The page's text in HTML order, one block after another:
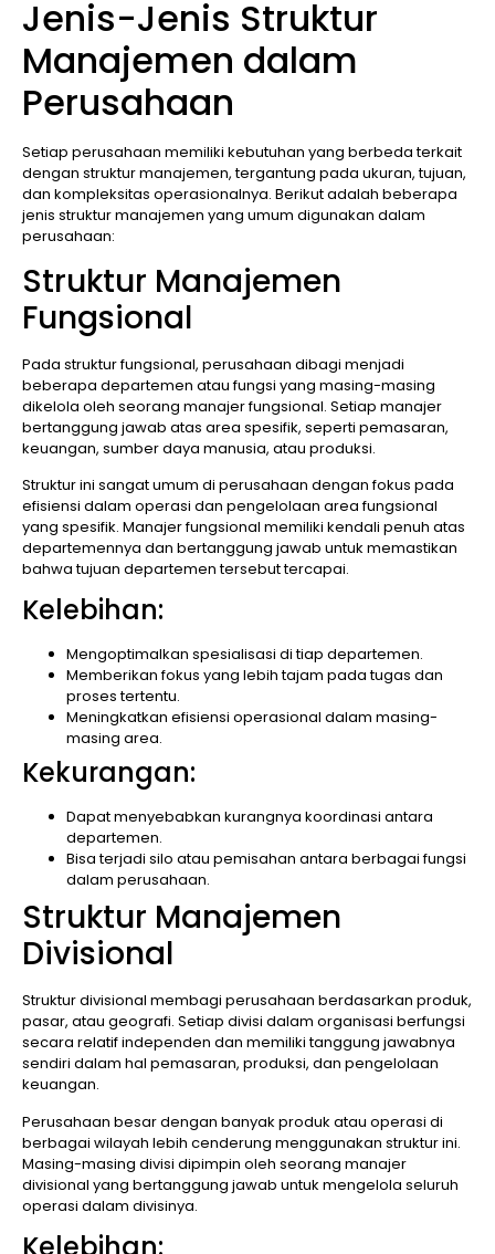
Jenis-Jenis Struktur
Manajemen dalam
Perusahaan
Setiap perusahaan memiliki kebutuhan yang berbeda terkait
dengan struktur manajemen, tergantung pada ukuran, tujuan,
dan kompleksitas operasionalnya. Berikut adalah beberapa
jenis struktur manajemen yang umum digunakan dalam
perusahaan:
Struktur Manajemen
Fungsional
Pada struktur fungsional, perusahaan dibagi menjadi
beberapa departemen atau fungsi yang masing-masing
dikelola oleh seorang manajer fungsional. Setiap manajer
bertanggung jawab atas area spesifik, seperti pemasaran,
keuangan, sumber daya manusia, atau produksi.
Struktur ini sangat umum di perusahaan dengan fokus pada
efisiensi dalam operasi dan pengelolaan area fungsional
yang spesifik. Manajer fungsional memiliki kendali penuh atas
departemennya dan bertanggung jawab untuk memastikan
bahwa tujuan departemen tersebut tercapai.
Kelebihan:
Mengoptimalkan spesialisasi di tiap departemen.
Memberikan fokus yang lebih tajam pada tugas dan
proses tertentu.
Meningkatkan efisiensi operasional dalam masing-
masing area.
Kekurangan:
Dapat menyebabkan kurangnya koordinasi antara
departemen.
Bisa terjadi silo atau pemisahan antara berbagai fungsi
dalam perusahaan.
Struktur Manajemen
Divisional
Struktur divisional membagi perusahaan berdasarkan produk,
pasar, atau geografi. Setiap divisi dalam organisasi berfungsi
secara relatif independen dan memiliki tanggung jawabnya
sendiri dalam hal pemasaran, produksi, dan pengelolaan
keuangan.
Perusahaan besar dengan banyak produk atau operasi di
berbagai wilayah lebih cenderung menggunakan struktur ini.
Masing-masing divisi dipimpin oleh seorang manajer
divisional yang bertanggung jawab untuk mengelola seluruh
operasi dalam divisinya.